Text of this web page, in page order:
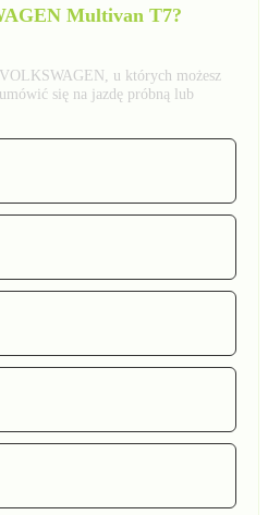
Multivan T7?
u których możesz
się na jazdę próbną lub